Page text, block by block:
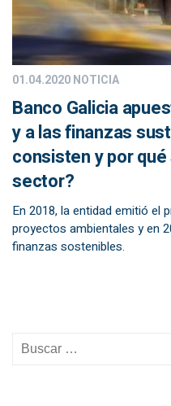
01.04.2020NOTICIA
Banco Galicia
y a las finanzas
consisten y por
sector?
En 2018, la entidad emitió el
proyectos ambientales y en
finanzas sostenibles.